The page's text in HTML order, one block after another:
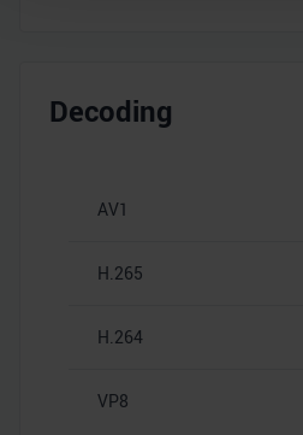
analysieren. Außerdem geben
Partner führen diese
haben oder die sie im Rahmen
Decoding
AV1
H.265
H.264
VP8